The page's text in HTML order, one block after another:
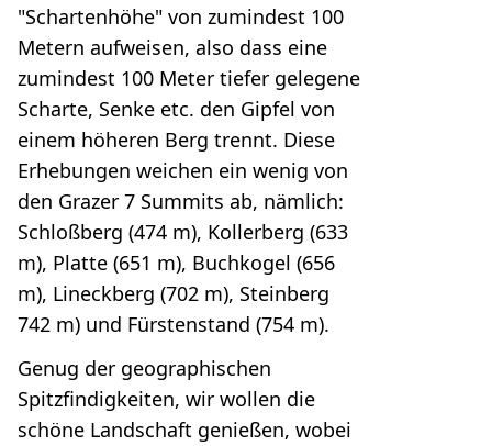
"Schartenhöhe" von zumindest 100
Metern aufweisen, also dass eine
zumindest 100 Meter tiefer gelegene
Scharte, Senke etc. den Gipfel von
einem höheren Berg trennt. Diese
Erhebungen weichen ein wenig von
den Grazer 7 Summits ab, nämlich:
Schloßberg (474 m), Kollerberg (633
m), Platte (651 m), Buchkogel (656
m), Lineckberg (702 m), Steinberg
742 m) und Fürstenstand (754 m).
Genug der geographischen
Spitzfindigkeiten, wir wollen die
schöne Landschaft genießen, wobei